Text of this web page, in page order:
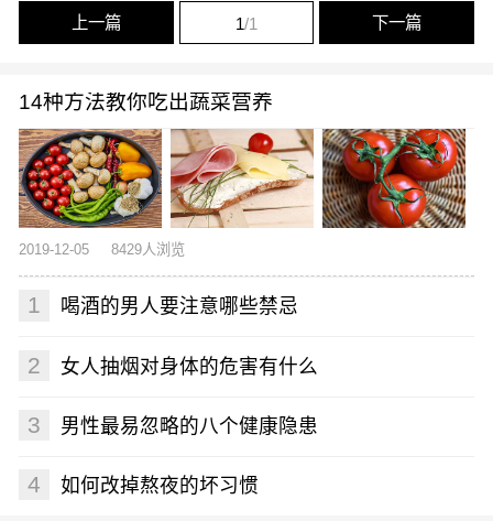
上一篇 1/1 下一篇
14种方法教你吃出蔬菜营养
2019-12-05 8429人浏览
1 喝酒的男人要注意哪些禁忌
2 女人抽烟对身体的危害有什么
3 男性最易忽略的八个健康隐患
4 如何改掉熬夜的坏习惯